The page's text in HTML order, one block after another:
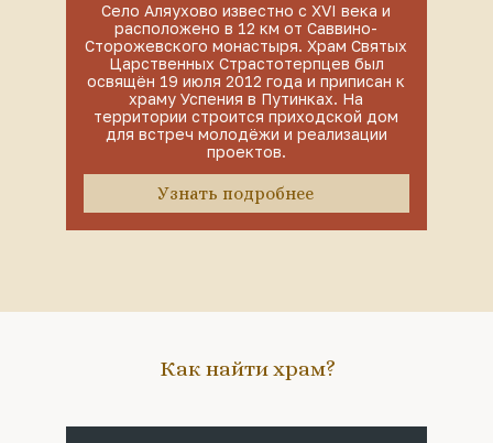
Село Аляухово известно с XVI века и
расположено в 12 км от Саввино-
Сторожевского монастыря. Храм Святых
Царственных Страстотерпцев был
освящён 19 июля 2012 года и приписан к
храму Успения в Путинках. На
территории строится приходской дом
для встреч молодёжи и реализации
проектов.
Узнать подробнее
Как найти храм?